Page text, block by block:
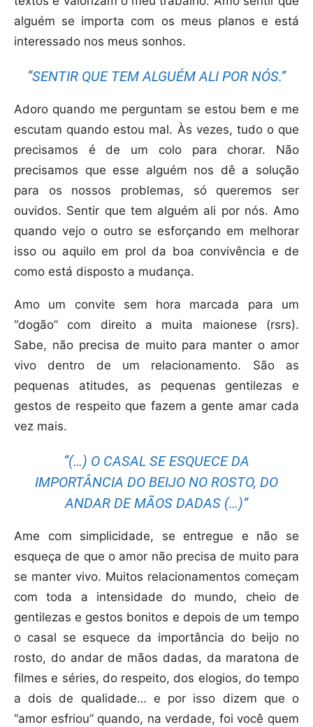
alguém se importa com os meus planos e está
interessado nos meus sonhos.
“SENTIR QUE TEM ALGUÉM ALI POR NÓS.”
Adoro quando me perguntam se estou bem e me
escutam quando estou mal. Às vezes, tudo o que
precisamos é de um colo para chorar. Não
precisamos que esse alguém nos dê a solução
para os nossos problemas, só queremos ser
ouvidos. Sentir que tem alguém ali por nós. Amo
quando vejo o outro se esforçando em melhorar
isso ou aquilo em prol da boa convivência e de
como está disposto a mudança.
Amo um convite sem hora marcada para um
“dogão” com direito a muita maionese (rsrs).
Sabe, não precisa de muito para manter o amor
vivo dentro de um relacionamento. São as
pequenas atitudes, as pequenas gentilezas e
gestos de respeito que fazem a gente amar cada
vez mais.
“(…) O CASAL SE ESQUECE DA
IMPORTÂNCIA DO BEIJO NO ROSTO, DO
ANDAR DE MÃOS DADAS (…)”
Ame com simplicidade, se entregue e não se
esqueça de que o amor não precisa de muito para
se manter vivo. Muitos relacionamentos começam
com toda a intensidade do mundo, cheio de
gentilezas e gestos bonitos e depois de um tempo
o casal se esquece da importância do beijo no
rosto, do andar de mãos dadas, da maratona de
filmes e séries, do respeito, dos elogios, do tempo
a dois de qualidade… e por isso dizem que o
“amor esfriou” quando, na verdade, foi você quem